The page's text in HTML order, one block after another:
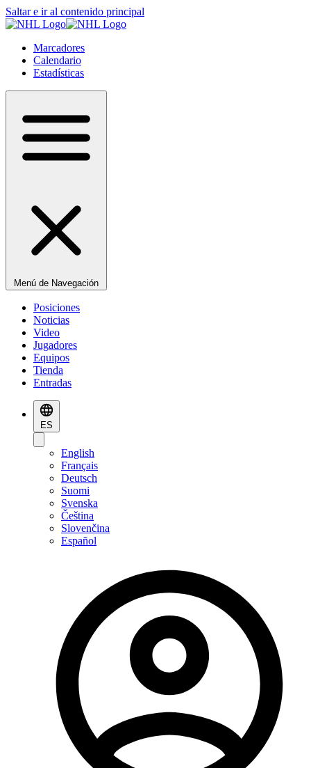
Saltar e ir al contenido principal
Marcadores
Calendario
Estadísticas
Menú de Navegación
Posiciones
Noticias
Video
Jugadores
Equipos
Tienda
Entradas
ES
English
Français
Deutsch
Suomi
Svenska
Čeština
Slovenčina
Español